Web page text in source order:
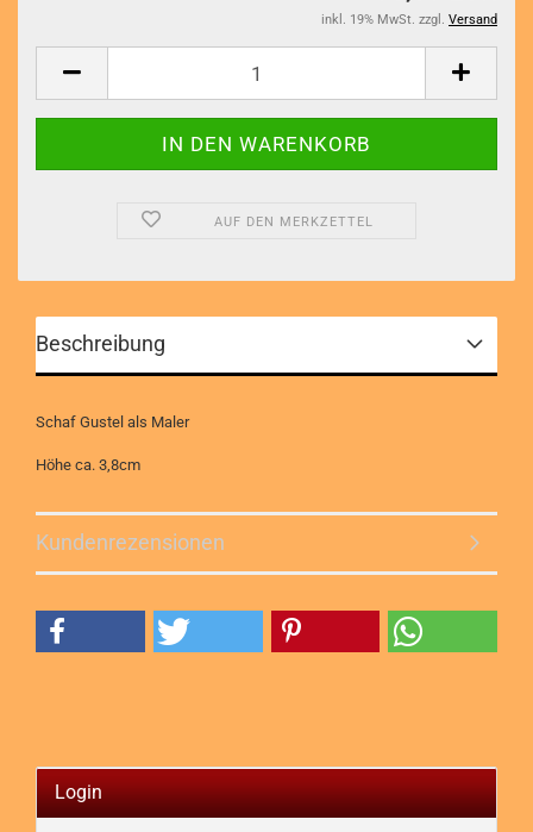
inkl. 19% MwSt. zzgl. Versand
AUF DEN MERKZETTEL
Beschreibung
Schaf Gustel als Maler
Höhe ca. 3,8cm
Kundenrezensionen
Login